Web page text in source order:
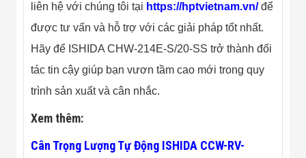
liên hệ với chúng tôi tại https://hptvietnam.vn/để
được tư vấn và hỗ trợ với các giải pháp tốt nhất.
Hãy để ISHIDA CHW-214E-S/20-SS trở thành đối
tác tin cậy giúp bạn vươn tầm cao mới trong quy
trình sản xuất và cân nhắc.
Xem thêm:
Cân Trọng Lượng Tự Động ISHIDA CCW-RV-